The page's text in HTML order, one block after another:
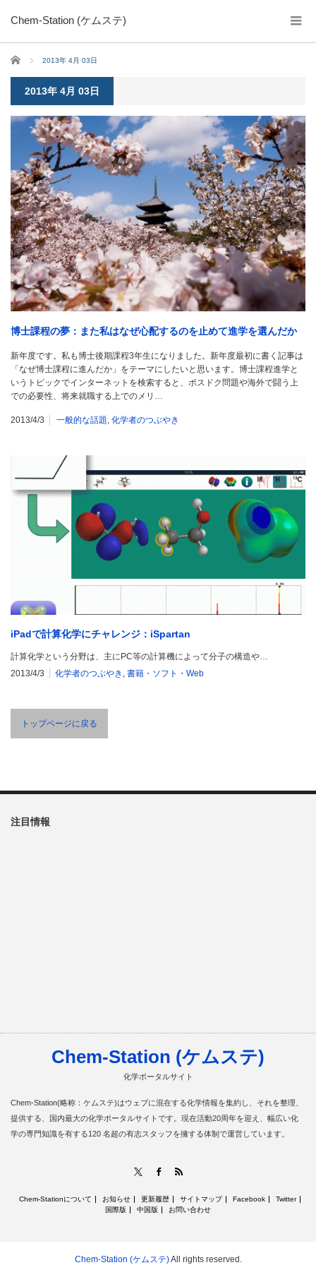
Chem-Station (ケムステ)
ホーム 2013年 4月 03日
2013年 4月 03日
博士課程の夢：また私はなぜ心配するのを止めて進学を選んだか
新年度です。私も博士後期課程3年生になりました。新年度最初に書く記事は
「なぜ博士課程に進んだか」をテーマにしたいと思います。博士課程進学と
いうトピックでインターネットを検索すると、ポスドク問題や海外で闘う上
での必要性、将来就職する上でのメリ…
2013/4/3 一般的な話題 化学者のつぶやき
iPadで計算化学にチャレンジ：iSpartan
計算化学という分野は、主にPC等の計算機によって分子の構造や…
2013/4/3
化学者のつぶやき 書籍・ソフト・Web
トップページに戻る
注目情報
Chem-Station (ケムステ)
化学ポータルサイト
Chem-Station(略称：ケムステ)はウェブに混在する化学情報を集約し、それを整理、
提供する、国内最大の化学ポータルサイトです。現在活動20周年を迎え、幅広い化
学の専門知識を有する120 名超の有志スタッフを擁する体制で運営しています。
Facebook
Chem-Stationについて お知らせ 更新履歴 サイトマップ Facebook
Twitter
国際版
中国版 お問い合わせ
Chem-Station (ケムステ)All rights reserved.